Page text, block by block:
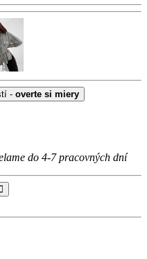
- overte si miery
do 4-7 pracovných dní